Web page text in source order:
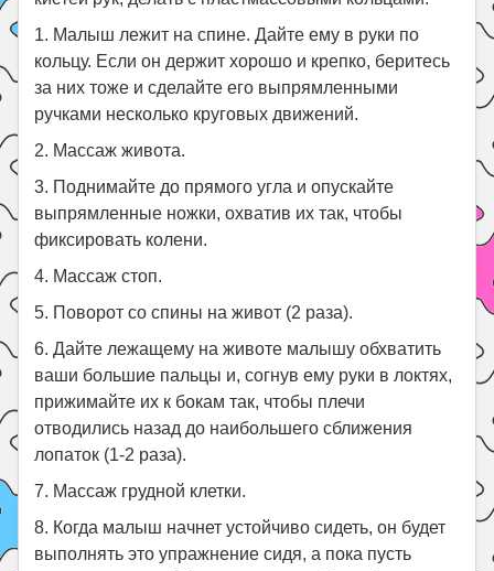
1. Малыш лежит на спине. Дайте ему в руки по
кольцу. Если он держит хорошо и крепко, беритесь
за них тоже и сделайте его выпрямленными
ручками несколько круговых движений.
2. Массаж живота.
3. Поднимайте до прямого угла и опускайте
выпрямленные ножки, охватив их так, чтобы
фиксировать колени.
4. Массаж стоп.
5. Поворот со спины на живот (2 раза).
6. Дайте лежащему на животе малышу обхватить
ваши большие пальцы и, согнув ему руки в локтях,
прижимайте их к бокам так, чтобы плечи
отводились назад до наибольшего сближения
лопаток (1-2 раза).
7. Массаж грудной клетки.
8. Когда малыш начнет устойчиво сидеть, он будет
выполнять это упражнение сидя, а пока пусть